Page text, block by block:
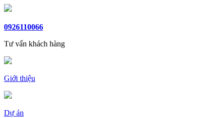
0926110066
Tư vấn khách hàng
Giới thiệu
Dự án